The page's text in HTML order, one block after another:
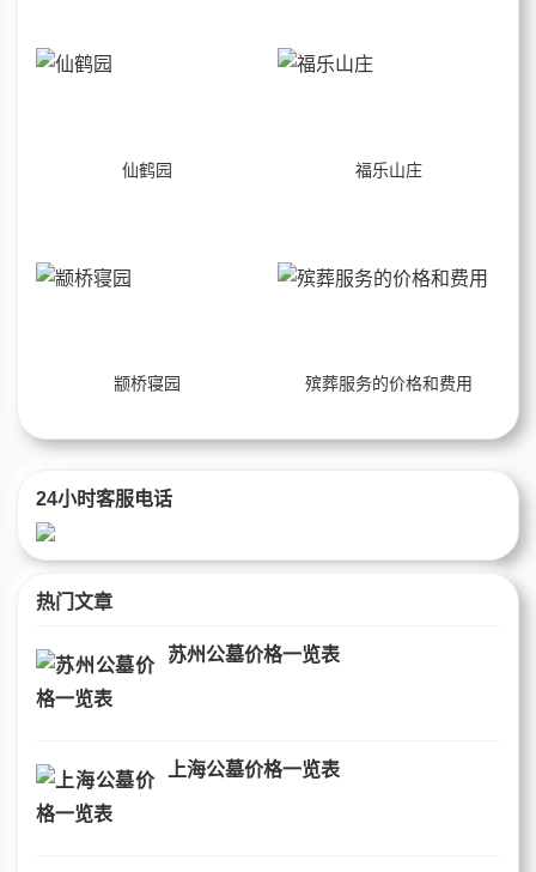
仙鹤园 福乐山庄
颛桥寝园 殡葬服务的价格和费用
24小时客服电话
热门文章
苏州公墓价格一览表
上海公墓价格一览表